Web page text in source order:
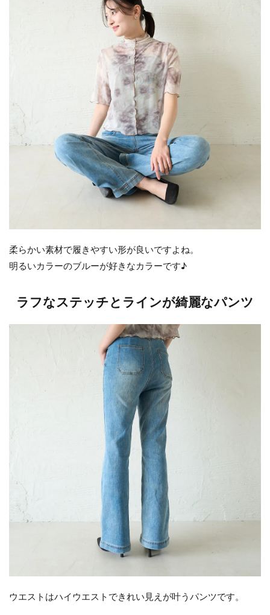
柔らかい素材で履きやすい形が良いですよね。
明るいカラーのブルーが好きなカラーです♪
ラフなステッチとラインが綺麗なパンツ
ウエストはハイウエストできれい見えが叶うパンツです。